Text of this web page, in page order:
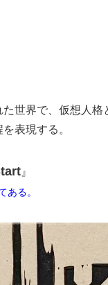
世界で、仮想人
表現する。
』
ある。